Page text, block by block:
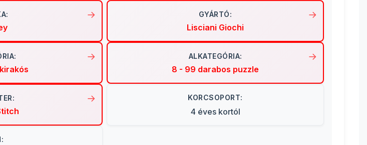
GYÁRTÓ:
Lisciani Giochi
ALKATEGÓRIA:
8 - 99 darabos puzzle
KORCSOPORT:
4 éves kortól